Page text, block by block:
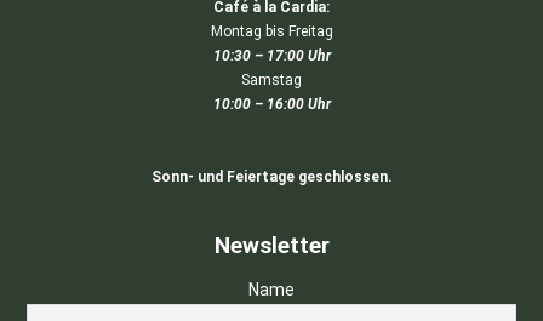
Café à la Cardia:
Montag bis Freitag
10:30 – 17:00 Uhr
Samstag
10:00 – 16:00 Uhr
Sonn- und Feiertage geschlossen.
Newsletter
Name